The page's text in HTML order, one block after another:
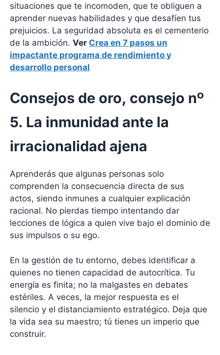
situaciones que te incomoden, que te obliguen a
aprender nuevas habilidades y que desafíen tus
prejuicios. La seguridad absoluta es el cementerio
de la ambición. Ver Crea en 7 pasos un
impactante programa de rendimiento y
desarrollo personal
Consejos de oro, consejo nº
5. La inmunidad ante la
irracionalidad ajena
Aprenderás que algunas personas solo
comprenden la consecuencia directa de sus
actos, siendo inmunes a cualquier explicación
racional. No pierdas tiempo intentando dar
lecciones de lógica a quien vive bajo el dominio de
sus impulsos o su ego.
En la gestión de tu entorno, debes identificar a
quienes no tienen capacidad de autocrítica. Tu
energía es finita; no la malgastes en debates
estériles. A veces, la mejor respuesta es el
silencio y el distanciamiento estratégico. Deja que
la vida sea su maestro; tú tienes un imperio que
construir.